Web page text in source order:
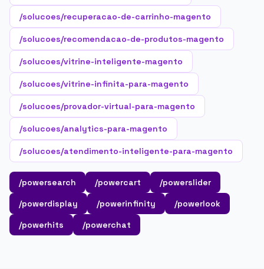
/solucoes/recuperacao-de-carrinho-magento
/solucoes/recomendacao-de-produtos-magento
/solucoes/vitrine-inteligente-magento
/solucoes/vitrine-infinita-para-magento
/solucoes/provador-virtual-para-magento
/solucoes/analytics-para-magento
/solucoes/atendimento-inteligente-para-magento
/powersearch /powercart
/powerslider
/powerdisplay
/powerinfinity
/powerlook
/powerhits
/powerchat